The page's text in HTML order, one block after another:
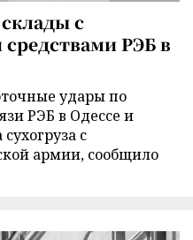
с
средствами РЭБ в
удары по
РЭБ в Одессе и
с
армии, сообщило